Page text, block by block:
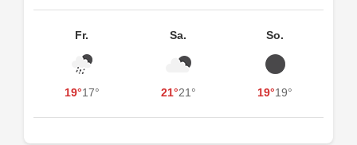
Fr.
19°17°
Sa.
21°21°
So.
19°19°